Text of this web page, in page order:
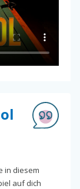
in diesem
auf dich